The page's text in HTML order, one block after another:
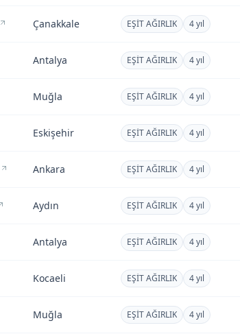
Çanakkale EŞİT AĞIRLIK 4 yıl
Antalya EŞİT AĞIRLIK 4 yıl
Muğla EŞİT AĞIRLIK 4 yıl
Eskişehir EŞİT AĞIRLIK 4 yıl
Ankara EŞİT AĞIRLIK 4 yıl
Aydın EŞİT AĞIRLIK 4 yıl
Antalya EŞİT AĞIRLIK 4 yıl
Kocaeli EŞİT AĞIRLIK 4 yıl
Muğla EŞİT AĞIRLIK 4 yıl